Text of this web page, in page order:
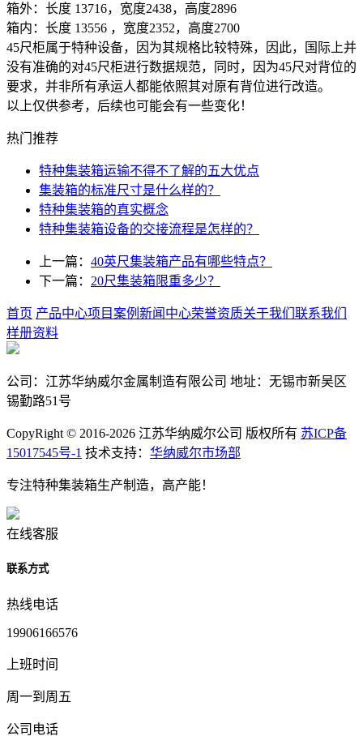
箱外：长度 13716，宽度2438，高度2896
箱内：长度 13556 ，宽度2352，高度2700
45尺柜属于特种设备，因为其规格比较特殊，因此，国际上并
没有准确的对45尺柜进行数据规范，同时，因为45尺对背位的
要求，并非所有承运人都能依照其对原有背位进行改造。
以上仅供参考，后续也可能会有一些变化！
热门推荐
特种集装箱运输不得不了解的五大优点
集装箱的标准尺寸是什么样的？
特种集装箱的真实概念
特种集装箱设备的交接流程是怎样的？
上一篇： 40英尺集装箱产品有哪些特点？
下一篇： 20尺集装箱限重多少？
首页 产品中心项目案例 新闻中心荣誉资质关于我们 联系我们
样册资料
公司：江苏华纳威尔金属制造有限公司 地址：无锡市新吴区
锡勤路51号
CopyRight © 2016-2026 江苏华纳威尔公司 版权所有 苏ICP备
15017545号-1 技术支持： 华纳威尔市场部
专注特种集装箱生产制造，高产能！
在线客服
联系方式
热线电话
19906166576
上班时间
周一到周五
公司电话